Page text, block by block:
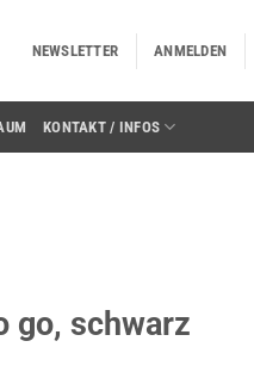
NEWSLETTER ANMELDEN
KONTAKT / INFOS
go, schwarz